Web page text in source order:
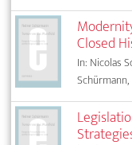
Closed
In: Nicolas
Schürmann,